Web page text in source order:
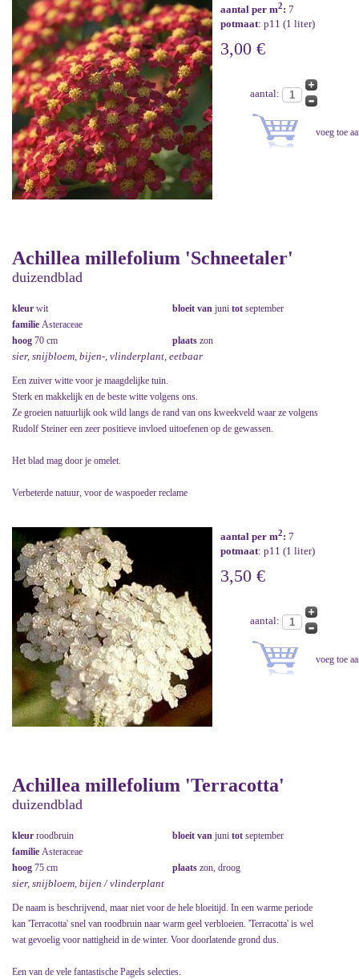
aantal per m2: 7
potmaat: p11 (1 liter)
3,00 €
aantal:
Achillea millefolium 'Schneetaler'
duizendblad
kleur wit bloeit van juni tot september
familie Asteraceae
hoog 70 cm plaats zon
sier, snijbloem, bijen-, vlinderplant, eetbaar
Een zuiver witte voor je maagdelijke tuin.
Sterk en makkelijk en de beste witte volgens ons.
Ze groeien natuurlijk ook wild langs de rand van ons kweekveld waar ze volgens
Rudolf Steiner een zeer positieve invloed uitoefenen op de gewassen.
Het blad mag door je omelet.
Verbeterde natuur, voor de waspoeder reclame
aantal per m2: 7
potmaat: p11 (1 liter)
3,50 €
aantal:
Achillea millefolium 'Terracotta'
duizendblad
kleur roodbruin bloeit van juni tot september
familie Asteraceae
hoog 75 cm plaats zon, droog
sier, snijbloem, bijen / vlinderplant
De naam is beschrijvend, maar niet voor de hele bloeitijd. In een warme periode
kan 'Terracotta' snel van roodbruin naar warm geel verbloeien. 'Terracotta' is wel
wat gevoelig voor nattigheid in de winter. Voor doorlatende grond dus.
Een van de vele fantastische Pagels selecties.